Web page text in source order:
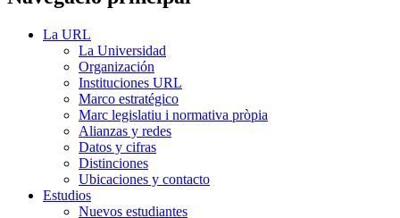
La URL
La Universidad
Organización
Instituciones URL
Marco estratégico
Marc legislatiu i normativa pròpia
Alianzas y redes
Datos y cifras
Distinciones
Ubicaciones y contacto
Estudios
Nuevos estudiantes